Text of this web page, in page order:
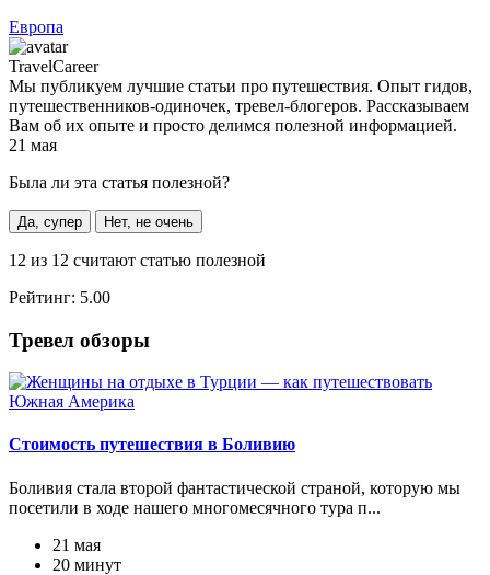
Европа
TravelCareer
Мы публикуем лучшие статьи про путешествия. Опыт гидов,
путешественников-одиночек, тревел-блогеров. Рассказываем
Вам об их опыте и просто делимся полезной информацией.
21 мая
Была ли эта статья полезной?
Да, супер Нет, не очень
12 из 12 считают статью полезной
Рейтинг: 5.00
Тревел обзоры
Южная Америка
Стоимость путешествия в Боливию
Боливия стала второй фантастической страной, которую мы
посетили в ходе нашего многомесячного тура п...
21 мая
20 минут